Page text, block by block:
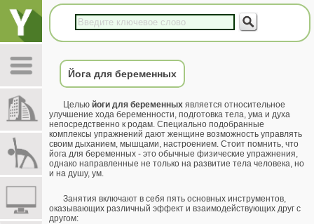
Йога для беременных
Целью йоги для беременных является относительное
улучшение хода беременности, подготовка тела, ума и духа
непосредственно к родам. Специально подобранные
комплексы упражнений дают женщине возможность управлять
своим дыханием, мышцами, настроением. Стоит помнить, что
йога для беременных - это обычные физические упражнения,
однако направленные не только на развитие тела человека, но
и на душу, ум.
Занятия включают в себя пять основных инструментов,
оказывающих различный эффект и взаимодействующих друг с
другом: